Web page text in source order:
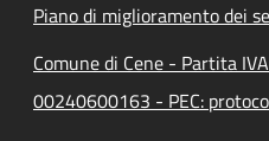
Piano di miglioramento dei
Comune di Cene - Partita
00240600163 - PEC: